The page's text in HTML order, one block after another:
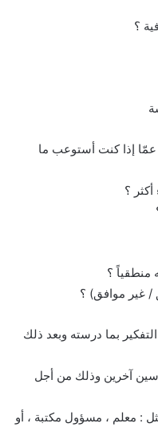
؟
عمّا إذا كنت أستوعب ما
؟
منطقياً ؟
/ غير موافق) ؟
بما درسته وبعد ذلك
آخرين وذلك من أجل
: معلم ، مسؤول مكتبة ، أو